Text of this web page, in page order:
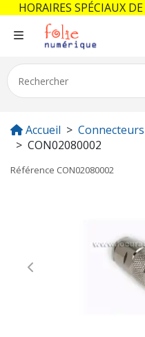
Accueil Connecteurs
CON02080002
Référence CON02080002
Previous
HORAIRES SPÉCIAUX DE